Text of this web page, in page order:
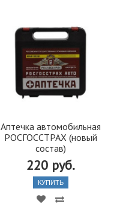
Аптечка автомобильная
РОСГОССТРАХ (новый
состав)
220 руб.
КУПИТЬ